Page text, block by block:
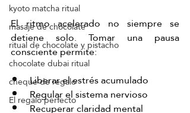
kyoto matcha ritual
masaje de chocolate
ritual de chocolate y pistacho
chocolate dubai ritual
cheque de regalo
El regalo perfecto
El ritmo acelerado no siempre se
detiene solo. Tomar una pausa
consciente permite:
Liberar el estrés acumulado
Regular el sistema nervioso
Recuperar claridad mental